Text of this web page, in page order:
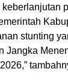
stunting
Jangka